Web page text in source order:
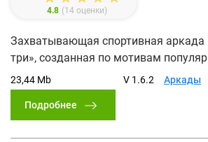
4.8 (14 оценки)
Захватывающая спортивная аркада
три», созданная по мотивам
23,44 Mb V 1.6.2 Аркады
Подробнее